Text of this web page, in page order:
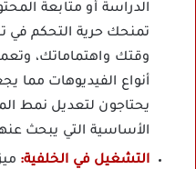
الدراسة أو متابعة
تمنحك حرية التحكم في
وقتك واهتماماتك،
أنواع الفيديوهات مما
يحتاجون لتعديل نمط
الأساسية التي يبحث
التشغيل في الخلفية: